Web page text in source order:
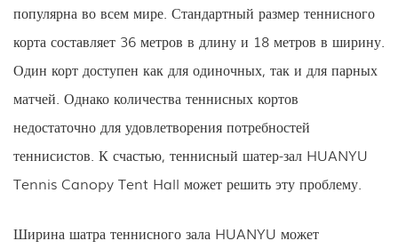
популярна во всем мире. Стандартный размер теннисного
корта составляет 36 метров в длину и 18 метров в ширину.
Один корт доступен как для одиночных, так и для парных
матчей. Однако количества теннисных кортов
недостаточно для удовлетворения потребностей
теннисистов. К счастью, теннисный шатер-зал HUANYU
Tennis Canopy Tent Hall может решить эту проблему.
Ширина шатра теннисного зала HUANYU может